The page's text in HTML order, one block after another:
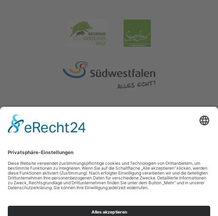
Impressum Erklärung zur Barrierefreiheit
Kreis Soest | Der Landrat Hoher Weg 1-3 59494 Soest